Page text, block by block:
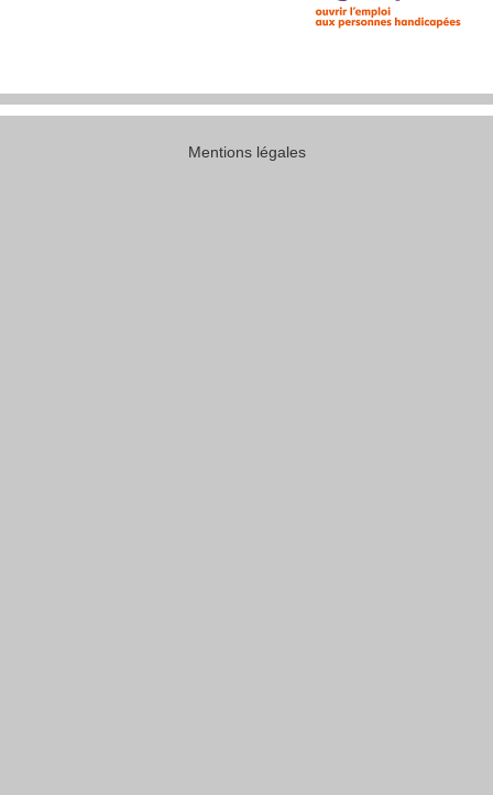
Mentions légales